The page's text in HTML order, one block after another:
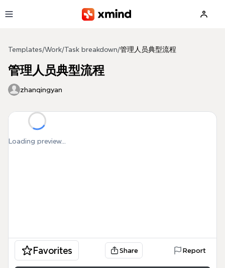
Templates/Work/Task breakdown/管理人员典型流程
管理人员典型流程
zhanqingyan
Loading preview...
Favorites Share Report